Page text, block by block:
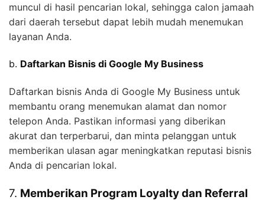
muncul di hasil pencarian lokal, sehingga calon jamaah
dari daerah tersebut dapat lebih mudah menemukan
layanan Anda.
b. Daftarkan Bisnis di Google My Business
Daftarkan bisnis Anda di Google My Business untuk
membantu orang menemukan alamat dan nomor
telepon Anda. Pastikan informasi yang diberikan
akurat dan terperbarui, dan minta pelanggan untuk
memberikan ulasan agar meningkatkan reputasi bisnis
Anda di pencarian lokal.
7. Memberikan Program Loyalty dan Referral